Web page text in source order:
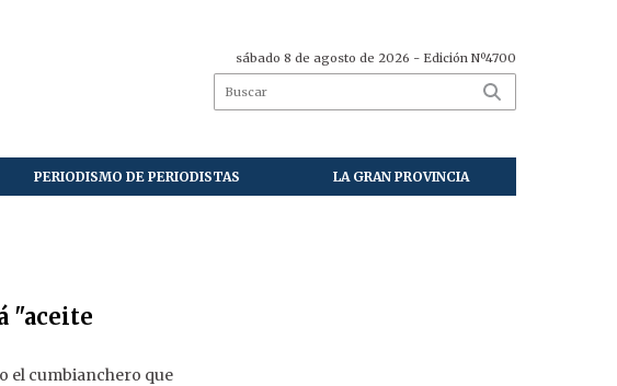
sábado 8 de agosto de 2026 - Edición Nº4700
PERIODISMO DE PERIODISTAS LA GRAN PROVINCIA
"aceite
el cumbianchero que